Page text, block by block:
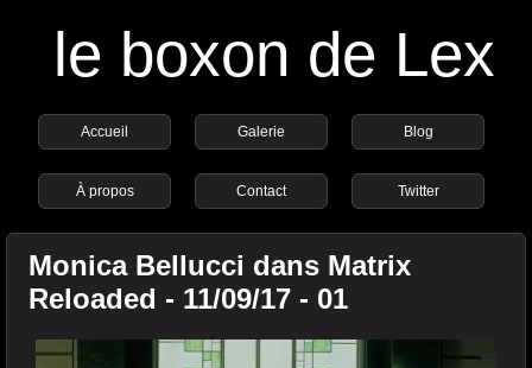
le boxon de Lex
Accueil Galerie Blog
À propos Contact Twitter
Monica Bellucci dans Matrix
Reloaded - 11/09/17 - 01